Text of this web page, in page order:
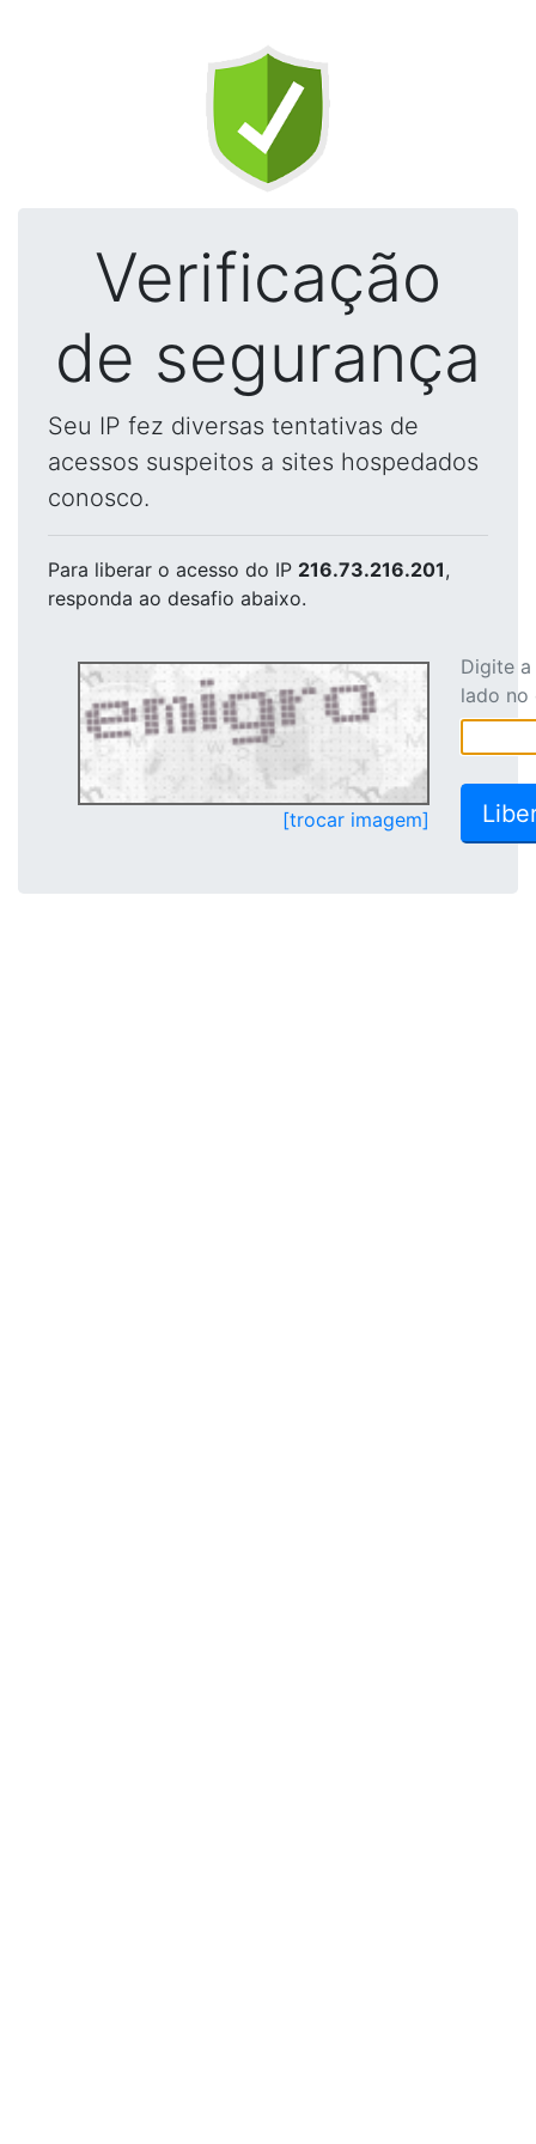
Verificação
de segurança
Seu IP fez diversas tentativas de
acessos suspeitos a sites hospedados
conosco.
Para liberar o acesso do IP 216.73.216.201,
responda ao desafio abaixo.
[trocar imagem]
Digite
lado no